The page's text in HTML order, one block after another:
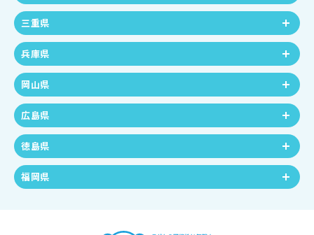
三重県
兵庫県
岡山県
広島県
徳島県
福岡県